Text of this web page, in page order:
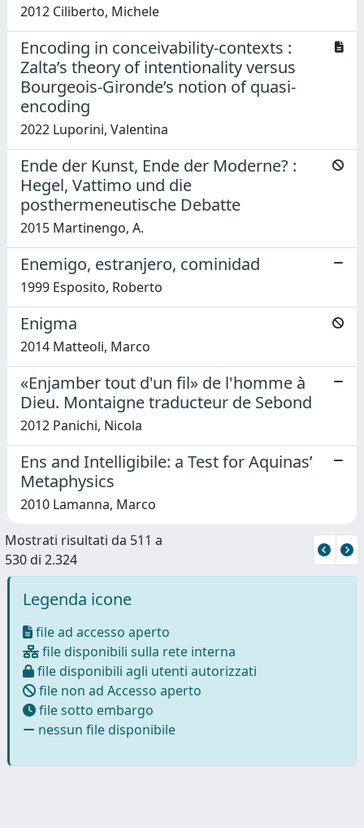
2012 Ciliberto, Michele
Encoding in conceivability-contexts :
Zalta’s theory of intentionality versus
Bourgeois-Gironde’s notion of quasi-
encoding
2022 Luporini, Valentina
Ende der Kunst, Ende der Moderne? :
Hegel, Vattimo und die
posthermeneutische Debatte
2015 Martinengo, A.
Enemigo, estranjero, cominidad
1999 Esposito, Roberto
Enigma
2014 Matteoli, Marco
«Enjamber tout d'un fil» de l'homme à
Dieu. Montaigne traducteur de Sebond
2012 Panichi, Nicola
Ens and Intelligibile: a Test for Aquinas’
Metaphysics
2010 Lamanna, Marco
Mostrati risultati da 511 a
530 di 2.324
Legenda icone
file ad accesso aperto
file disponibili sulla rete interna
file disponibili agli utenti autorizzati
file non ad Accesso aperto
file sotto embargo
nessun file disponibile